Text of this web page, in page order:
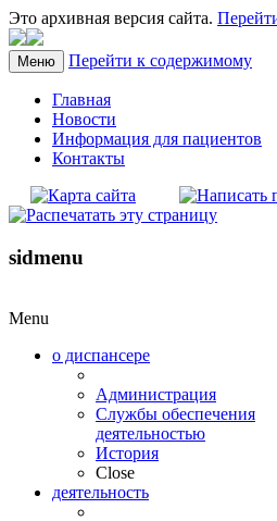
Это архивная версия сайта.
Меню Перейти к содержимому
Главная
Новости
Информация для пациентов
Контакты
sidmenu
Menu
о диспансере
Администрация
Службы обеспечения
деятельностью
История
Close
деятельность